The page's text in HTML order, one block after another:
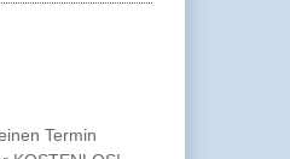
Termin